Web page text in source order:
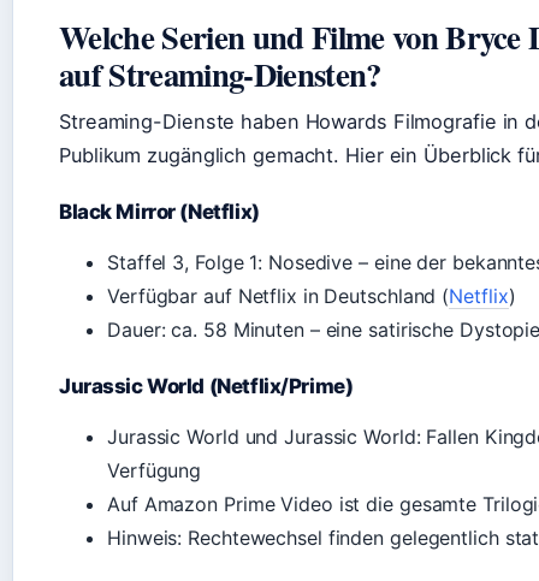
Welche Serien und Filme von
auf Streaming-Diensten?
Streaming-Dienste haben Howards Filmografie in
Publikum zugänglich gemacht. Hier ein Überblick
Black Mirror (Netflix)
Staffel 3, Folge 1: Nosedive – eine der
Verfügbar auf Netflix in Deutschland (Netflix)
Dauer: ca. 58 Minuten – eine satirische
Jurassic World (Netflix/Prime)
Jurassic World und Jurassic World: Fallen
Verfügung
Auf Amazon Prime Video ist die gesamte
Hinweis: Rechtewechsel finden gelegentlich